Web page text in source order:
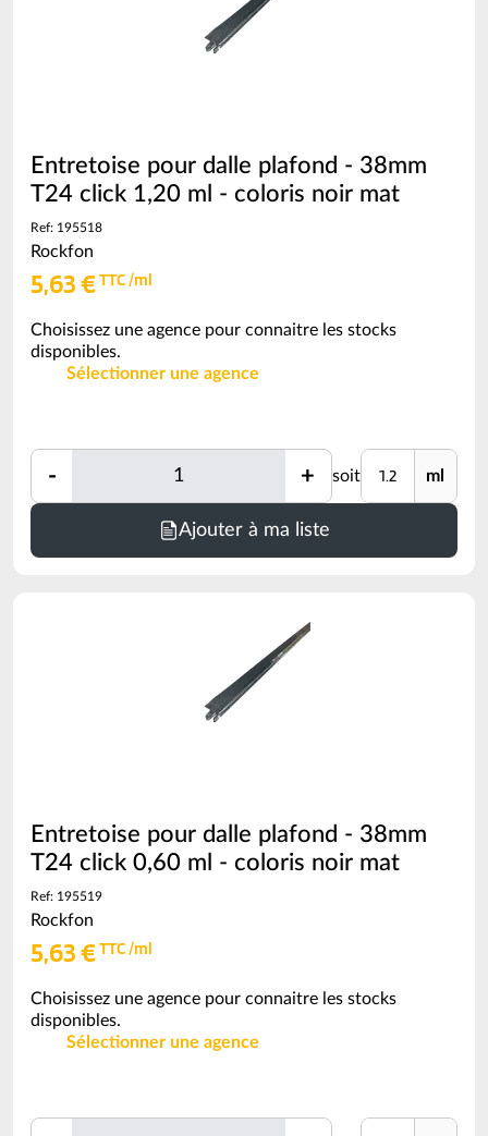
Entretoise pour dalle plafond - 38mm
T24 click 1,20 ml - coloris noir mat
Ref: 195518
Rockfon
5,63 €TTC /ml
Choisissez une agence pour connaitre les stocks
disponibles.
Sélectionner une agence
- Quantité + soit Unité ml
Ajouter à ma liste
Minimum
Entretoise pour dalle plafond - 38mm
T24 click 0,60 ml - coloris noir mat
Ref: 195519
Rockfon
5,63 €TTC /ml
Choisissez une agence pour connaitre les stocks
disponibles.
Sélectionner une agence